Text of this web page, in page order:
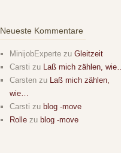
Neueste Kommentare
MinijobExperte zu Gleitzeit
Carsti zu Laß mich zählen, wie…
Carsten zu Laß mich zählen,
wie…
Carsti zu blog -move
Rolle zu blog -move